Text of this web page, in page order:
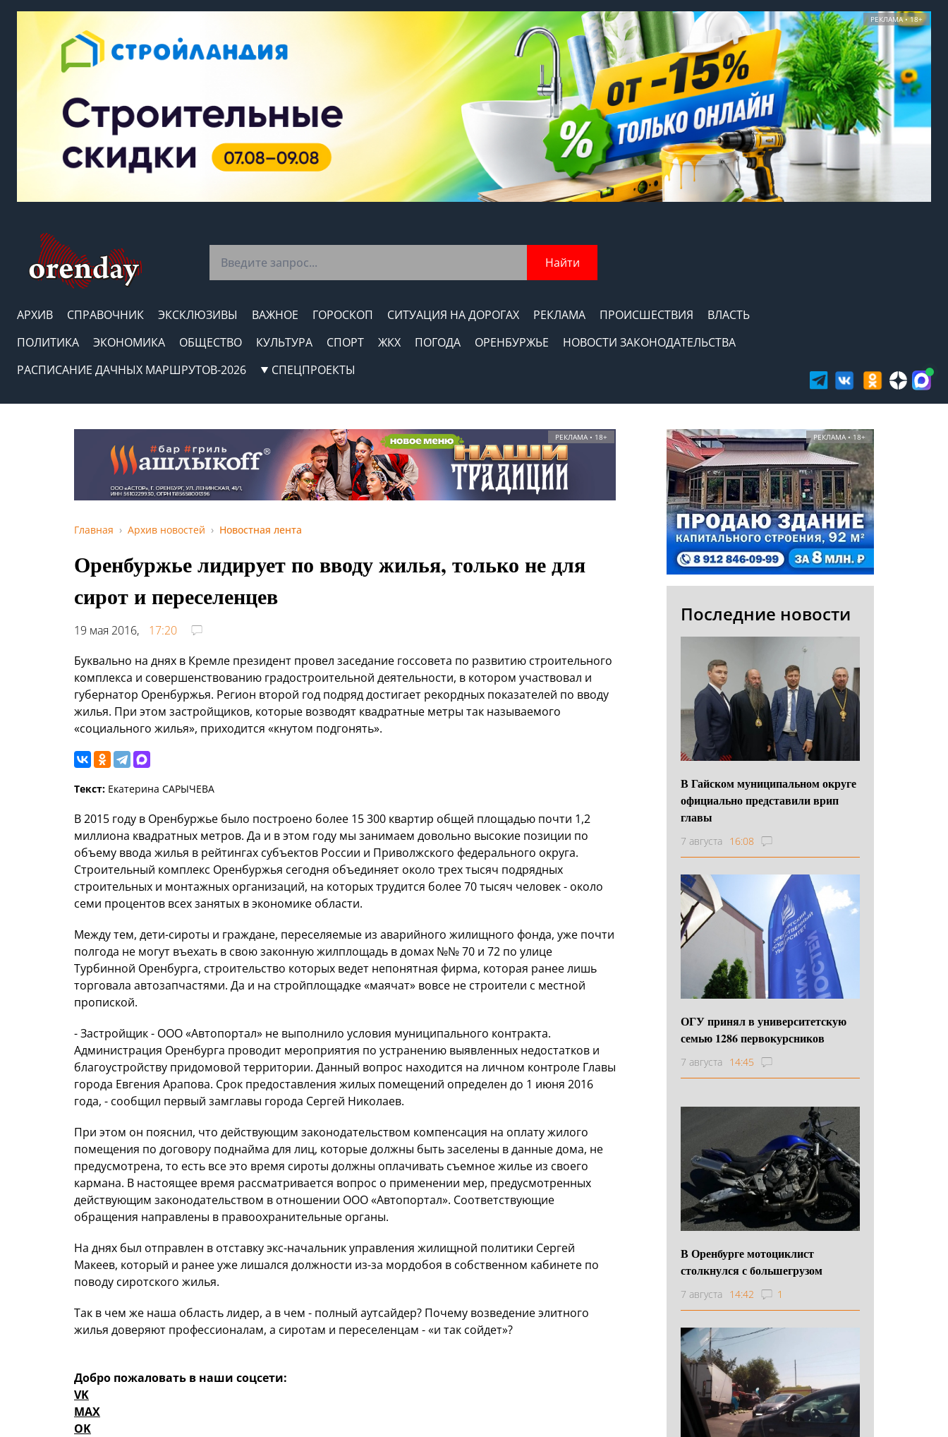
РЕКЛАМА • 18+
Найти
АРХИВ СПРАВОЧНИК ЭКСКЛЮЗИВЫ ВАЖНОЕ ГОРОСКОП СИТУАЦИЯ НА ДОРОГАХ РЕКЛАМА ПРОИСШЕСТВИЯ
ВЛАСТЬ
ПОЛИТИКА
ЭКОНОМИКА ОБЩЕСТВО КУЛЬТУРА СПОРТ ЖКХ ПОГОДА ОРЕНБУРЖЬЕ
НОВОСТИ ЗАКОНОДАТЕЛЬСТВА
РАСПИСАНИЕ ДАЧНЫХ МАРШРУТОВ-2026
СПЕЦПРОЕКТЫ
РЕКЛАМА • 18+
Главная Архив новостей Новостная лента
Оренбуржье лидирует по вводу жилья, только не для
сирот и переселенцев
19 мая 2016,
17:20
Буквально на днях в Кремле президент провел заседание госсовета по развитию строительного
комплекса и совершенствованию градостроительной деятельности, в котором участвовал и
губернатор Оренбуржья. Регион второй год подряд достигает рекордных показателей по вводу
жилья. При этом застройщиков, которые возводят квадратные метры так называемого
«социального жилья», приходится «кнутом подгонять».
Текст: Екатерина САРЫЧЕВА
В 2015 году в Оренбуржье было построено более 15 300 квартир общей площадью почти 1,2
миллиона квадратных метров. Да и в этом году мы занимаем довольно высокие позиции по
объему ввода жилья в рейтингах субъектов России и Приволжского федерального округа.
Строительный комплекс Оренбуржья сегодня объединяет около трех тысяч подрядных
строительных и монтажных организаций, на которых трудится более 70 тысяч человек - около
семи процентов всех занятых в экономике области.
Между тем, дети-сироты и граждане, переселяемые из аварийного жилищного фонда, уже почти
полгода не могут въехать в свою законную жилплощадь в домах №№ 70 и 72 по улице
Турбинной Оренбурга, строительство которых ведет непонятная фирма, которая ранее лишь
торговала автозапчастями. Да и на стройплощадке «маячат» вовсе не строители с местной
пропиской.
- Застройщик - ООО «Автопортал» не выполнило условия муниципального контракта.
Администрация Оренбурга проводит мероприятия по устранению выявленных недостатков и
благоустройству придомовой территории. Данный вопрос находится на личном контроле Главы
города Евгения Арапова. Срок предоставления жилых помещений определен до 1 июня 2016
года, - сообщил первый замглавы города Сергей Николаев.
При этом он пояснил, что действующим законодательством компенсация на оплату жилого
помещения по договору поднайма для лиц, которые должны быть заселены в данные дома, не
предусмотрена, то есть все это время сироты должны оплачивать съемное жилье из своего
кармана. В настоящее время рассматривается вопрос о применении мер, предусмотренных
действующим законодательством в отношении ООО «Автопортал». Соответствующие
обращения направлены в правоохранительные органы.
На днях был отправлен в отставку экс-начальник управления жилищной политики Сергей
Макеев, который и ранее уже лишался должности из-за мордобоя в собственном кабинете по
поводу сиротского жилья.
Так в чем же наша область лидер, а в чем - полный аутсайдер? Почему возведение элитного
жилья доверяют профессионалам, а сиротам и переселенцам - «и так сойдет»?
Добро пожаловать в наши соцсети:
VK
MAX
OK
РЕКЛАМА • 18+
Последние новости
В Гайском муниципальном округе
официально представили врип
главы
7 августа 16:08
ОГУ принял в университетскую
семью 1286 первокурсников
7 августа 14:45
В Оренбурге мотоциклист
столкнулся с большегрузом
7 августа 14:42 1